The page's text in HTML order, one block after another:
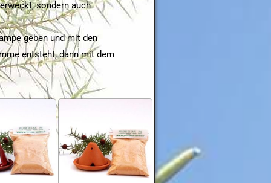
sondern auch
geben und mit den
entsteht, dann mit dem